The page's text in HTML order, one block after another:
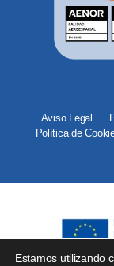
Aviso Legal
Política de
Estamos utilizando